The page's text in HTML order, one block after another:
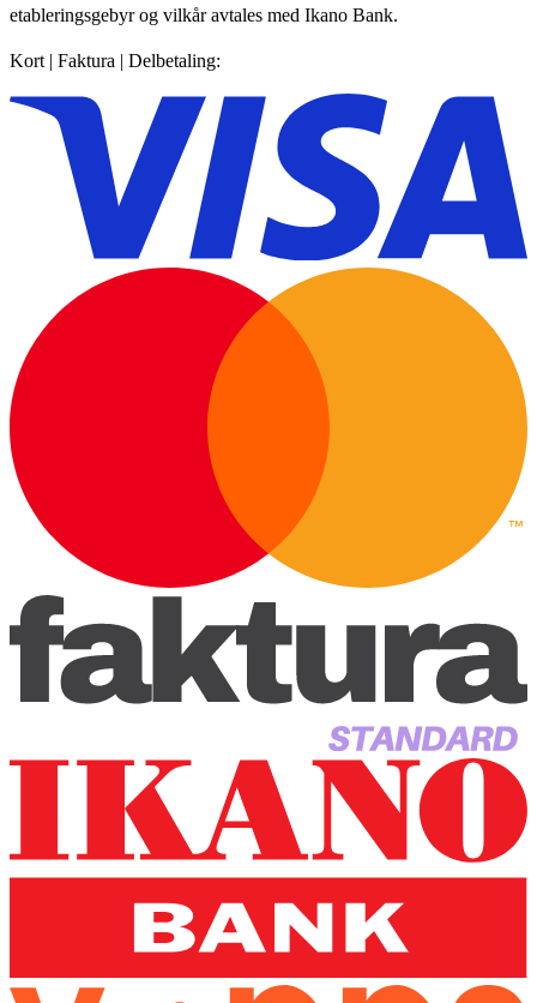
etableringsgebyr og vilkår avtales med Ikano Bank.
Kort | Faktura | Delbetaling: